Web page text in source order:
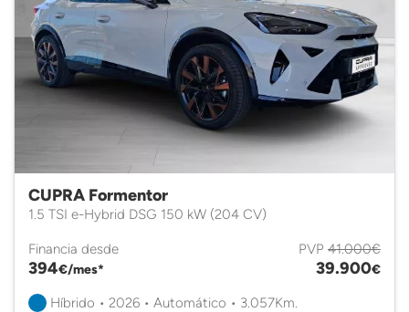
CUPRA Formentor
1.5 TSI e-Hybrid DSG 150 kW (204 CV)
Financia desde
394€/mes*
PVP 41.000€
39.900€
Híbrido • 2026 • Automático • 3.057Km.